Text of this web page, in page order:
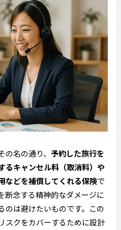
名の通り、 予約した旅行を
るキャンセル料（取消料）や
などを補償してくれる保険で
断念する精神的なダメージに
のは避けたいものです。この
スクをカバーするために設計